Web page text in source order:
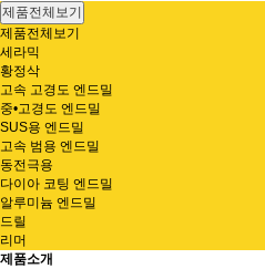
제품전체보기
제품전체보기
세라믹
황정삭
고속 고경도 엔드밀
중•고경도 엔드밀
SUS용 엔드밀
고속 범용 엔드밀
동전극용
다이아 코팅 엔드밀
알루미늄 엔드밀
드릴
리머
제품소개